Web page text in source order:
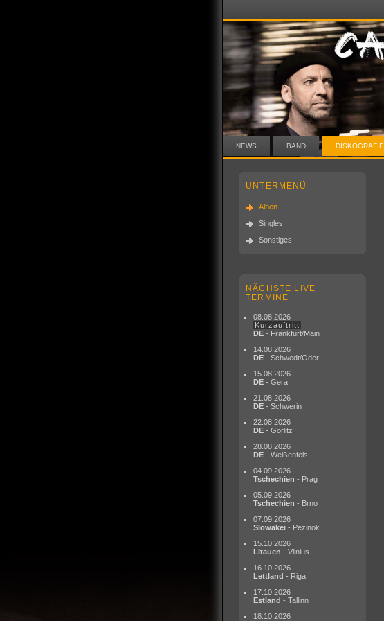
NEWS BAND DISKOGRAFIE
UNTERMENÜ
Alben
Singles
Sonstiges
NÄCHSTE LIVE
TERMINE
08.08.2026
Kurzauftritt
DE - Frankfurt/Main
14.08.2026
DE - Schwedt/Oder
15.08.2026
DE - Gera
21.08.2026
DE - Schwerin
22.08.2026
DE - Görlitz
28.08.2026
DE - Weißenfels
04.09.2026
Tschechien - Prag
05.09.2026
Tschechien - Brno
07.09.2026
Slowakei - Pezinok
15.10.2026
Litauen - Vilnius
16.10.2026
Lettland - Riga
17.10.2026
Estland - Tallinn
18.10.2026